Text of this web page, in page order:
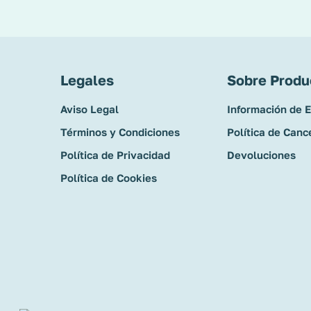
Legales
Aviso Legal
Términos y Condiciones
Política de Privacidad
Política de Cookies
Sobre
Información de
Política de
Devoluciones